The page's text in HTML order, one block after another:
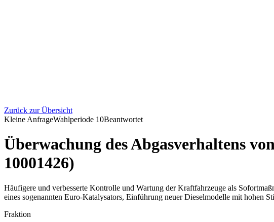
Zurück zur Übersicht
Kleine AnfrageWahlperiode 10Beantwortet
Überwachung des Abgasverhaltens
10001426)
Häufigere und verbesserte Kontrolle und Wartung der Kraftfahrzeuge als
eines sogenannten Euro-Katalysators, Einführung neuer Dieselmodelle mit hohen
Fraktion